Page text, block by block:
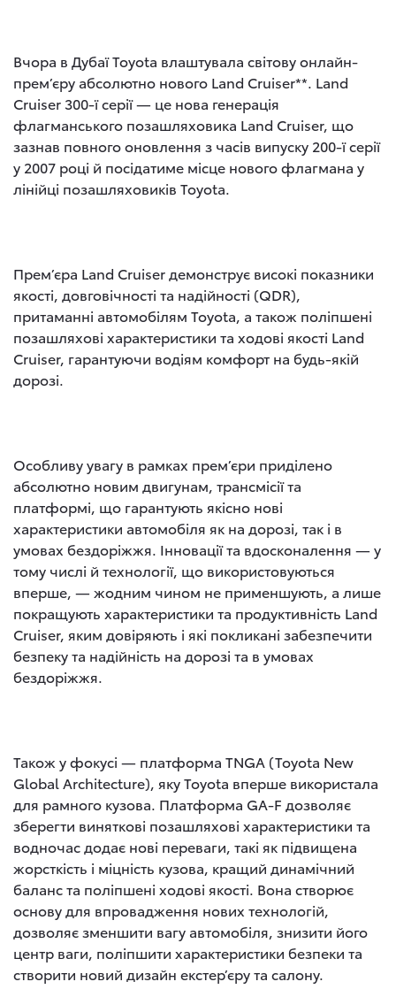
Вчора в Дубаї Toyota влаштувала світову онлайн-
прем’єру абсолютно нового Land Cruiser**. Land
Cruiser 300-ї серії — це нова генерація
флагманського позашляховика Land Cruiser, що
зазнав повного оновлення з часів випуску 200-ї серії
у 2007 році й посідатиме місце нового флагмана у
лінійці позашляховиків Toyota.
Прем’єра Land Cruiser демонструє високі показники
якості, довговічності та надійності (QDR),
притаманні автомобілям Toyota, а також поліпшені
позашляхові характеристики та ходові якості Land
Cruiser, гарантуючи водіям комфорт на будь-якій
дорозі.
Особливу увагу в рамках прем’єри приділено
абсолютно новим двигунам, трансмісії та
платформі, що гарантують якісно нові
характеристики автомобіля як на дорозі, так і в
умовах бездоріжжя. Інновації та вдосконалення — у
тому числі й технології, що використовуються
вперше, — жодним чином не применшують, а лише
покращують характеристики та продуктивність Land
Cruiser, яким довіряють і які покликані забезпечити
безпеку та надійність на дорозі та в умовах
бездоріжжя.
Також у фокусі — платформа TNGA (Toyota New
Global Architecture), яку Toyota вперше використала
для рамного кузова. Платформа GA-F дозволяє
зберегти виняткові позашляхові характеристики та
водночас додає нові переваги, такі як підвищена
жорсткість і міцність кузова, кращий динамічний
баланс та поліпшені ходові якості. Вона створює
основу для впровадження нових технологій,
дозволяє зменшити вагу автомобіля, знизити його
центр ваги, поліпшити характеристики безпеки та
створити новий дизайн екстер’єру та салону.